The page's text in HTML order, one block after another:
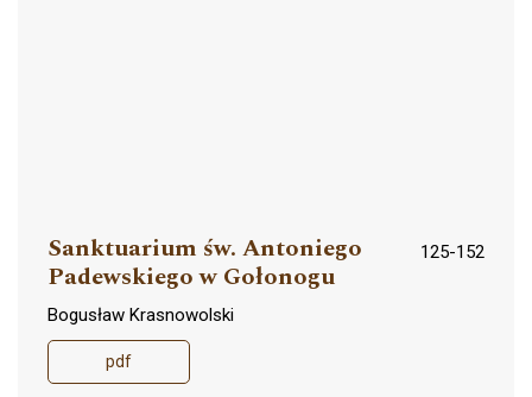
Sanktuarium św. Antoniego
Padewskiego w Gołonogu
125-152
Bogusław Krasnowolski
pdf